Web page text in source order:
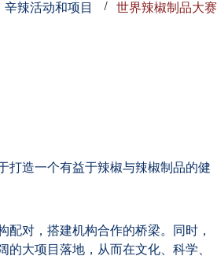
辛辣活动和项目 世界辣椒制品大赛
打造一个有益于辣椒与辣椒制品的健
对，搭建机构合作的桥梁。同时，
大项目落地，从而在文化、科学、